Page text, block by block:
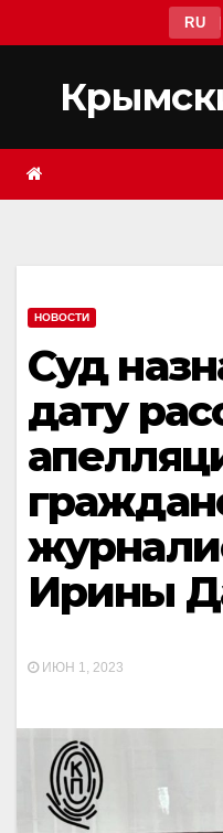
к
содержимому
RU
НОВОСТИ
Суд
дату
Ирины
ИЮН 1, 2023